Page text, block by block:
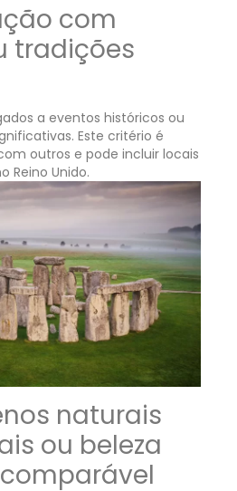
com
tradições
a eventos históricos ou
Este critério é
outros e pode incluir locais
Reino Unido.
naturais
ou beleza